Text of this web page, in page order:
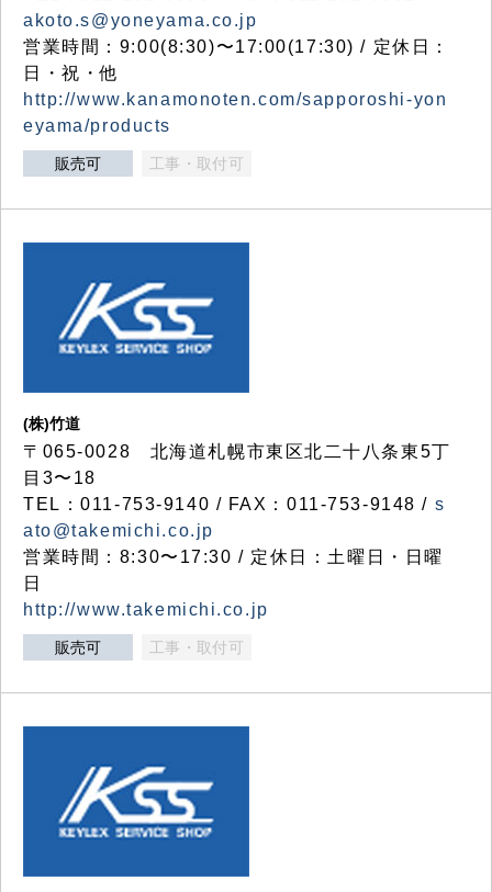
akoto.s@yoneyama.co.jp
営業時間：9:00(8:30)〜17:00(17:30) / 定休日：
日・祝・他
http://www.kanamonoten.com/sapporoshi-yon
eyama/products
販売可 工事・取付可
(株)竹道
〒065-0028 北海道札幌市東区北二十八条東5丁
目3〜18
TEL：011-753-9140 / FAX：011-753-9148 / s
ato@takemichi.co.jp
営業時間：8:30〜17:30 / 定休日：土曜日・日曜
日
http://www.takemichi.co.jp
販売可 工事・取付可